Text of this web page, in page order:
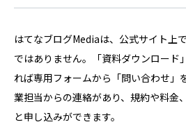
はてなブログMediaは、公式サイト上
ではありません。「資料ダウンロード
れば専用フォームから「問い合わせ」
業担当からの連絡があり、規約や料金
と申し込みができます。